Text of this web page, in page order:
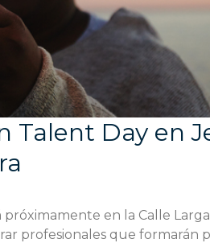
Talent Day en
en la Calle
profesionales que formarán